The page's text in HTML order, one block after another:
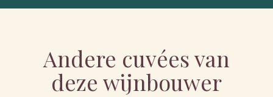
Andere cuvées van
deze wijnbouwer